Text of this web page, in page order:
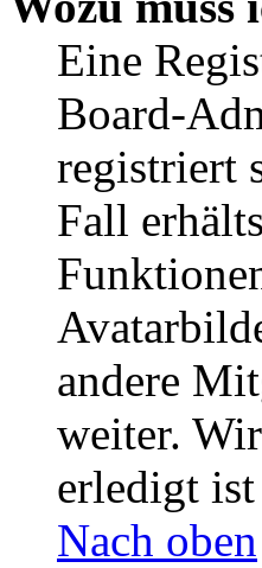
Eine
Board-
registriert
Fall
andere
weiter.
erledigt
Nach oben